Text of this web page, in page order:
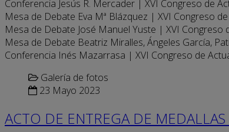
Conferencia Jesús R. Mercader | XVI Congreso de
Mesa de Debate Eva Mª Blázquez | XVI Congreso
Mesa de Debate José Manuel Yuste | XVI Congreso
Mesa de Debate Beatriz Miralles, Ángeles García,
Conferencia Inés Mazarrasa | XVI Congreso de
Galería de fotos
23 Mayo 2023
ACTO DE ENTREGA DE MEDALLAS